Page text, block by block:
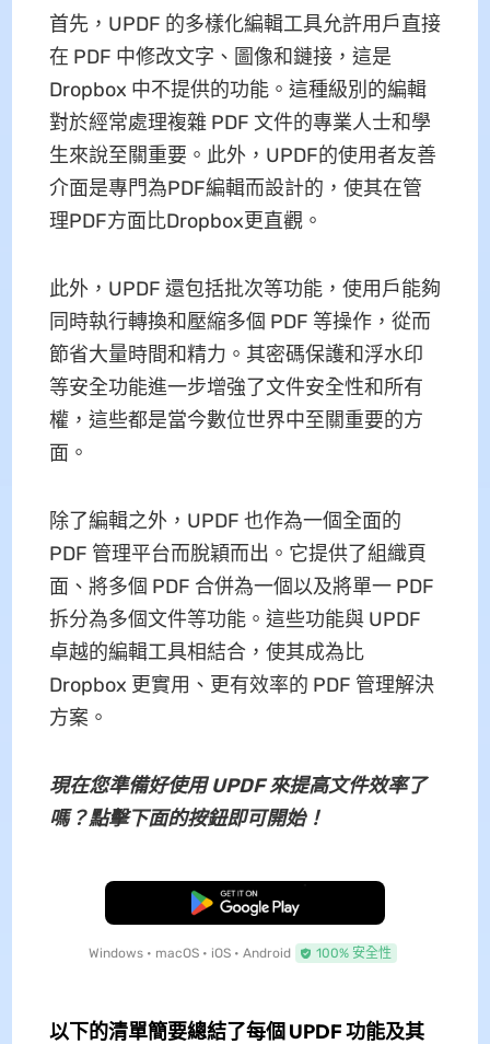
首先，UPDF 的多樣化編輯工具允許用戶直接
在 PDF 中修改文字、圖像和鏈接，這是
Dropbox 中不提供的功能。這種級別的編輯
對於經常處理複雜 PDF 文件的專業人士和學
生來說至關重要。此外，UPDF的使用者友善
介面是專門為PDF編輯而設計的，使其在管
理PDF方面比Dropbox更直觀。
此外，UPDF 還包括批次等功能，使用戶能夠
同時執行轉換和壓縮多個 PDF 等操作，從而
節省大量時間和精力。其密碼保護和浮水印
等安全功能進一步增強了文件安全性和所有
權，這些都是當今數位世界中至關重要的方
面。
除了編輯之外，UPDF 也作為一個全面的
PDF 管理平台而脫穎而出。它提供了組織頁
面、將多個 PDF 合併為一個以及將單一 PDF
拆分為多個文件等功能。這些功能與 UPDF
卓越的編輯工具相結合，使其成為比
Dropbox 更實用、更有效率的 PDF 管理解決
方案。
現在您準備好使用 UPDF 來提高文件效率了
嗎？點擊下面的按鈕即可開始！
免費下載
Windows • macOS • iOS • Android 100% 安全性
以下的清單簡要總結了每個 UPDF 功能及其